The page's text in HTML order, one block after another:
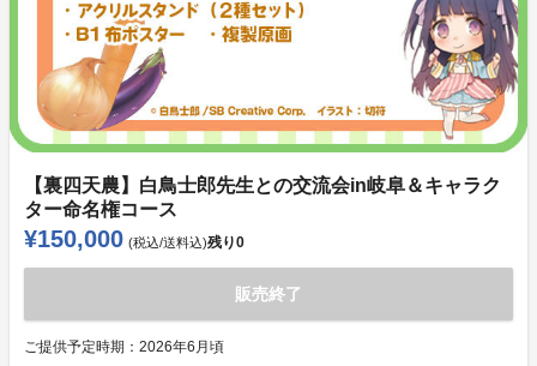
【裏四天農】白鳥士郎先生との交流会in岐阜＆キャラク
ター命名権コース
¥150,000 (税込/送料込)残り0
販売終了
ご提供予定時期： 2026年6月頃